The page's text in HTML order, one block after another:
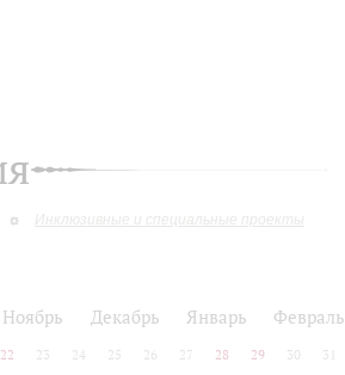
Инклюзивные и специальные проекты
Ноябрь Декабрь Январь Февраль
22 23 24 25 26 27 28 29 30 31